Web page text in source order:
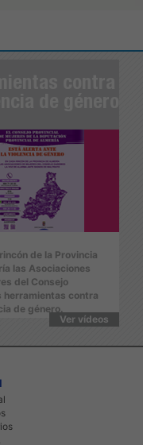
de la Provincia
las Asociaciones
del Consejo
herramientas contra
de género.
Ver vídeos